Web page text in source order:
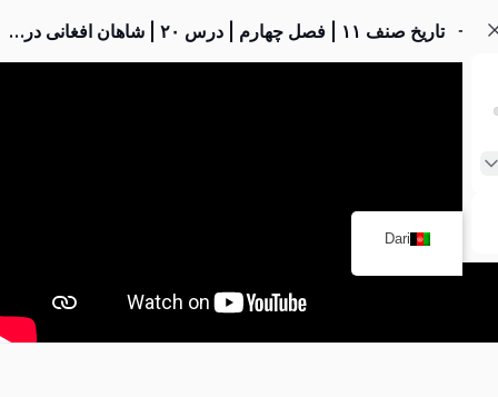
تاریخ صنف ۱۱ | فصل چهارم | درس ۲۰ | شاهان افغانی در هند
Dari